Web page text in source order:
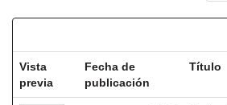
Vista
previa
Fecha de
publicación
Título